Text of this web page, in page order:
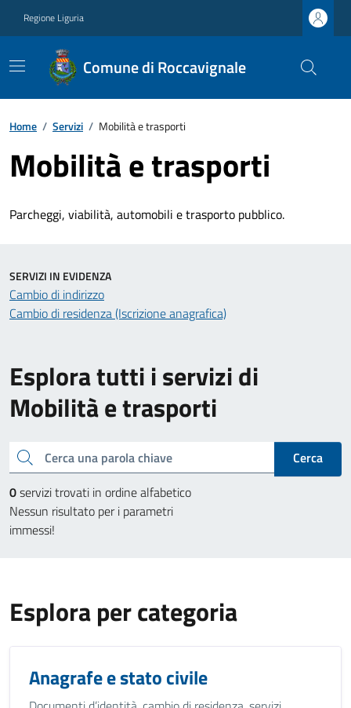
Regione Liguria
Comune di Roccavignale
Home / Servizi / Mobilità e trasporti
Mobilità e trasporti
Parcheggi, viabilità, automobili e trasporto pubblico.
Esplora tutti i servizi di
Mobilità e trasporti
Cerca una parola chiave
Cerca
0servizi trovati in ordine alfabetico
Nessun risultato per i parametri
immessi!
SERVIZI IN EVIDENZA
Cambio di indirizzo
Cambio di residenza (Iscrizione anagrafica)
Esplora per categoria
Anagrafe e stato civile